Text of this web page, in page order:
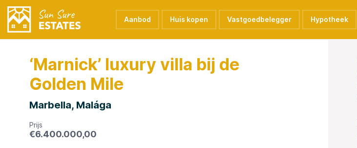
Aanbod Huis kopen Vastgoedbelegger Hypotheek
‘Marnick’ luxury villa bij de
Golden Mile
Marbella, Malága
Prijs
€6.400.000,00